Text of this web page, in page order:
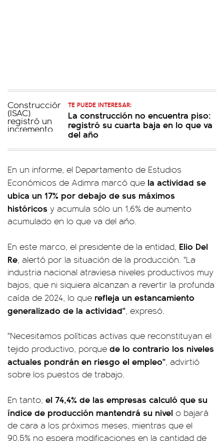
TE PUEDE INTERESAR:
La construcción no encuentra piso:
registró su cuarta baja en lo que va
del año
En un informe, el Departamento de Estudios
Económicos de Adimra marcó que la actividad se
ubica un 17% por debajo de sus máximos
históricos y acumula sólo un 1,6% de aumento
acumulado en lo que va del año.
En este marco, el presidente de la entidad, Elio Del
Re, alertó por la situación de la producción. "La
industria nacional atraviesa niveles productivos muy
bajos, que ni siquiera alcanzan a revertir la profunda
caída de 2024, lo que refleja un estancamiento
generalizado de la actividad", expresó.
"Necesitamos políticas activas que reconstituyan el
tejido productivo, porque de lo contrario los niveles
actuales pondrán en riesgo el empleo", advirtió
sobre los puestos de trabajo.
En tanto, el 74,4% de las empresas calculó que su
índice de producción mantendrá su nivel o bajará
de cara a los próximos meses, mientras que el
90,5% no espera modificaciones en la cantidad de